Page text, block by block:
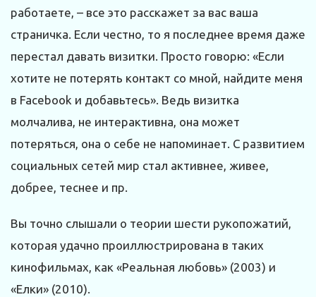
работаете, – все это расскажет за вас ваша
страничка. Если честно, то я последнее время даже
перестал давать визитки. Просто говорю: «Если
хотите не потерять контакт со мной, найдите меня
в Facebook и добавьтесь». Ведь визитка
молчалива, не интерактивна, она может
потеряться, она о себе не напоминает. С развитием
социальных сетей мир стал активнее, живее,
добрее, теснее и пр.
Вы точно слышали о теории шести рукопожатий,
которая удачно проиллюстрирована в таких
кинофильмах, как «Реальная любовь» (2003) и
«Елки» (2010).